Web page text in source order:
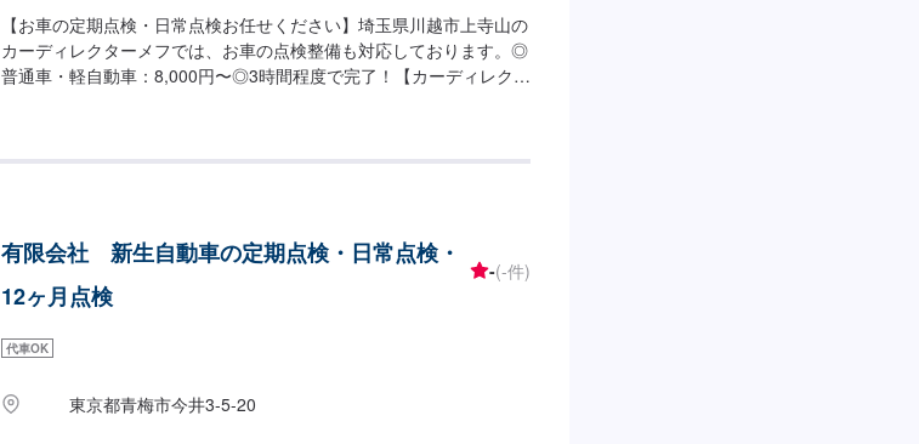
【お車の定期点検・日常点検お任せください】埼玉県川越市上寺山の
カーディレクターメフでは、お車の点検整備も対応しております。◎
普通車・軽自動車：8,000円〜◎3時間程度で完了！【カーディレクタ
はお客様負担となります【営業時間・定休日】営業時間:9:00〜20:00
有限会社 新生自動車の定期点検・日常点検・
12ヶ月点検
-(-件)
代車OK
東京都青梅市今井3-5-20